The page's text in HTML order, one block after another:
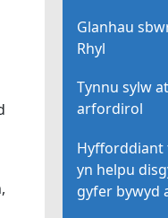
Glanhau
Rhyl
Tynnu sylw
arfordirol
Hyfforddiant
yn helpu
gyfer bywyd